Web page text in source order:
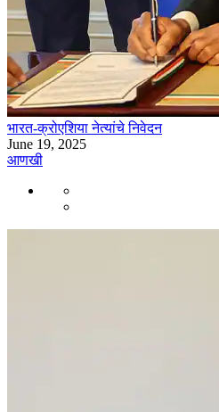
भारत-क्रोएशिया नेत्यांचे निवेदन
June 19, 2025
आणखी